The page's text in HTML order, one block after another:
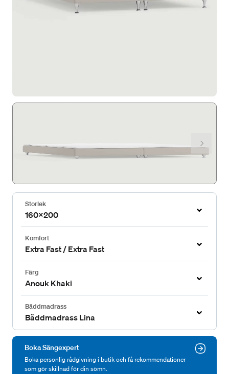
Storlek
160x200
Komfort
Extra Fast / Extra Fast
Färg
Anouk Khaki
Bäddmadrass
Bäddmadrass Lina
Boka Sängexpert
Boka personlig rådgivning i butik och få rekommendationer
som gör skillnad för din sömn.